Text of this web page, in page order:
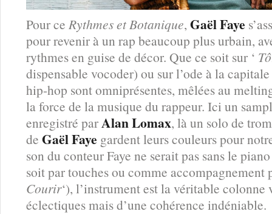
Pour ce Rythmes et Botanique, Gaël Faye
pour revenir à un rap beaucoup plus urbain,
rythmes en guise de décor. Que ce soit sur ‘
dispensable vocoder) ou sur l’ode à la capitale
hip-hop sont omniprésentes, mêlées au
la force de la musique du rappeur. Ici un
enregistré parAlan Lomax, là un solo de
de Gaël Faye gardent leurs couleurs pour
son du conteur Faye ne serait pas sans le
soit par touches ou comme
Courir‘), l’instrument est la véritable
éclectiques mais d’une cohérence indéniable.